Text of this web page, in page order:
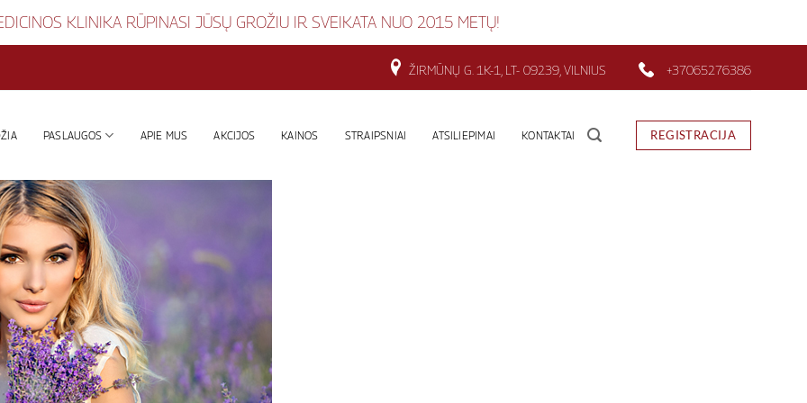
KLINIKA RŪPINASI JŪSŲ GROŽIU IR SVEIKATA NUO 2015 METŲ!
ŽIRMŪNŲ G. 1K-1, LT- 09239, VILNIUS +37065276386
PASLAUGOS APIE MUS AKCIJOS KAINOS STRAIPSNIAI ATSILIEPIMAI KONTAKTAI REGISTRACIJA